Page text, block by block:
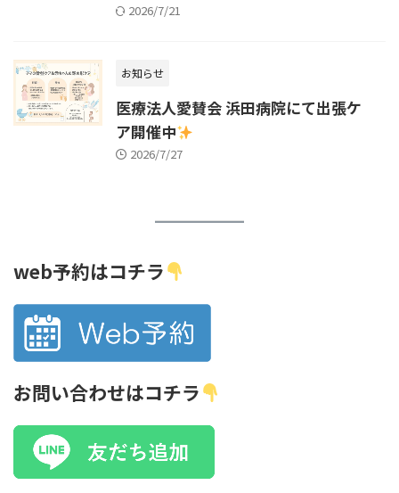
2026/7/21
お知らせ
医療法人愛賛会 浜田病院にて出張ケ
ア開催中
2026/7/27
web予約はコチラ
お問い合わせはコチラ